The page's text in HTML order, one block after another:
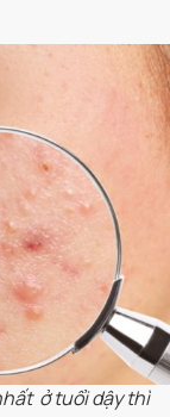
ở tuổi dậy thì